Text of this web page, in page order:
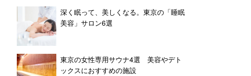
深く眠って、美しくなる。東京の「睡眠
美容」サロン6選
東京の女性専用サウナ4選 美容やデト
ックスにおすすめの施設